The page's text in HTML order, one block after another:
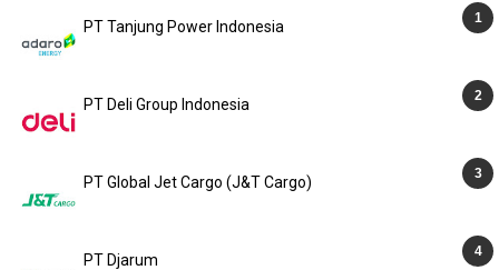
PT Tanjung Power Indonesia
PT Deli Group Indonesia
PT Global Jet Cargo (J&T Cargo)
PT Djarum